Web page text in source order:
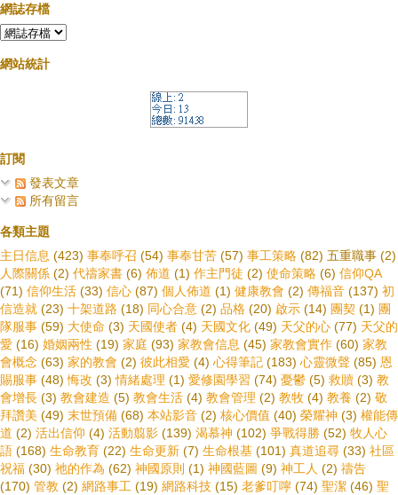
網誌存檔
網站統計
訂閱
發表文章
所有留言
各類主題
主日信息 (423) 事奉呼召 (54) 事奉甘苦 (57) 事工策略 (82) 五重職事 (2)
人際關係 (2) 代禱家書 (6) 佈道 (1) 作主門徒 (2) 使命策略 (6) 信仰QA
(71) 信仰生活 (33) 信心 (87) 個人佈道 (1) 健康教會 (2) 傳福音 (137) 初
信造就 (23) 十架道路 (18) 同心合意 (2) 品格 (20) 啟示 (14) 團契 (1) 團
隊服事 (59) 大使命 (3) 天國使者 (4) 天國文化 (49) 天父的心 (77) 天父的
愛 (16) 婚姻兩性 (19) 家庭 (93) 家教會信息 (45) 家教會實作 (60) 家教
會概念 (63) 家的教會 (2) 彼此相愛 (4) 心得筆記 (183) 心靈微聲 (85) 恩
賜服事 (48) 悔改 (3) 情緒處理 (1) 愛修園學習 (74) 憂鬱 (5) 救贖 (3) 教
會增長 (3) 教會建造 (5) 教會生活 (4) 教會管理 (2) 教牧 (4) 教養 (2) 敬
拜讚美 (49) 末世預備 (68) 本站影音 (2) 核心價值 (40) 榮耀神 (3) 權能傳
道 (2) 活出信仰 (4) 活動翦影 (139) 渴慕神 (102) 爭戰得勝 (52) 牧人心
語 (168) 生命教育 (22) 生命更新 (7) 生命根基 (101) 真道追尋 (33) 社區
祝福 (30) 祂的作為 (62) 神國原則 (1) 神國藍圖 (9) 神工人 (2) 禱告
(170) 管教 (2) 網路事工 (19) 網路科技 (15) 老爹叮嚀 (74) 聖潔 (46) 聖